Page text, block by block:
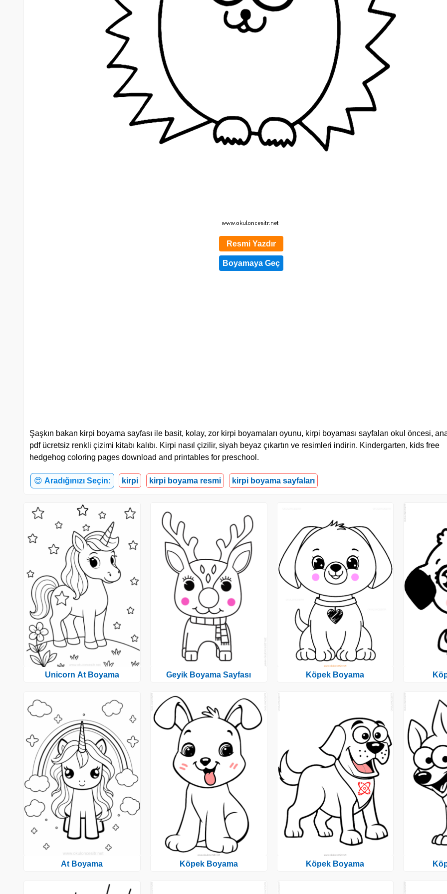
Resmi Yazdır
Şaşkın bakan kirpi boyama sayfası ile basit, kolay, zor kirpi boyamaları oyunu, kirpi boyaması sayfaları okul öncesi,
pdf ücretsiz renkli çizimi kitabı kalıbı. Kirpi nasıl çizilir, siyah beyaz çıkartın ve resimleri indirin. Kindergarten, kids free
hedgehog coloring pages download and printables for preschool.
😍 Aradığınızı Seçin: kirpi kirpi boyama resmi kirpi boyama sayfaları
Unicorn At Boyama
At Boyama
Geyik Boyama Sayfası
Köpek Boyama
Köpek Boyama
Köpek Boyama